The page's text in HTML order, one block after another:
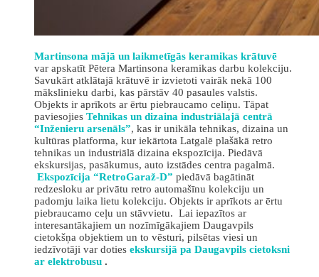
Martinsona mājā un laikmetīgās keramikas krātuvē
var apskatīt Pētera Martinsona keramikas darbu kolekciju.
Savukārt atklātajā krātuvē ir izvietoti vairāk nekā 100
mākslinieku darbi, kas pārstāv 40 pasaules valstis.
Objekts ir aprīkots ar ērtu piebraucamo celiņu. Tāpat
paviesojies Tehnikas un dizaina industriālajā centrā
“Inženieru arsenāls”, kas ir unikāla tehnikas, dizaina un
kultūras platforma, kur iekārtota Latgalē plašākā retro
tehnikas un industriālā dizaina ekspozīcija. Piedāvā
ekskursijas, pasākumus, auto izstādes centra pagalmā.
Ekspozīcija “RetroGaraž-D” piedāvā bagātināt
redzesloku ar privātu retro automašīnu kolekciju un
padomju laika lietu kolekciju. Objekts ir aprīkots ar ērtu
piebraucamo ceļu un stāvvietu. Lai iepazītos ar
interesantākajiem un nozīmīgākajiem Daugavpils
cietokšņa objektiem un to vēsturi, pilsētas viesi un
iedzīvotāji var doties ekskursijā pa Daugavpils cietoksni
ar elektrobusu .